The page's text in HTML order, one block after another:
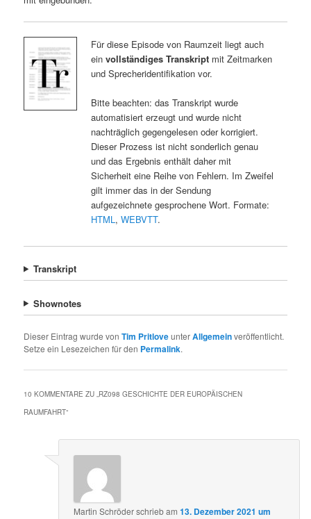
Für diese Episode von Raumzeit liegt auch
ein vollständiges Transkriptmit Zeitmarken
und Sprecheridentifikation vor.
Bitte beachten: das Transkript wurde
automatisiert erzeugt und wurde nicht
nachträglich gegengelesen oder korrigiert.
Dieser Prozess ist nicht sonderlich genau
und das Ergebnis enthält daher mit
Sicherheit eine Reihe von Fehlern. Im Zweifel
gilt immer das in der Sendung
aufgezeichnete gesprochene Wort. Formate:
HTML, WEBVTT.
Transkript
Shownotes
Dieser Eintrag wurde vonTim PritloveunterAllgemeinveröffentlicht.
Setze ein Lesezeichen für den Permalink.
10 KOMMENTARE ZU „RZ098 GESCHICHTE DER EUROPÄISCHEN
RAUMFAHRT“
Martin Schröderschriebam13. Dezember 2021 um